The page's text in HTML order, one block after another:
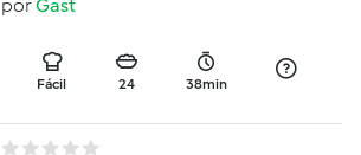
porGast
Fácil 24 38min